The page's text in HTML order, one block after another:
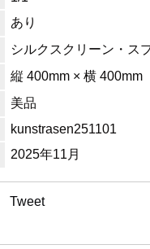
あり
シルクスクリーン・ス
縦 400mm × 横 400mm
美品
kunstrasen251101
2025年11月
Tweet